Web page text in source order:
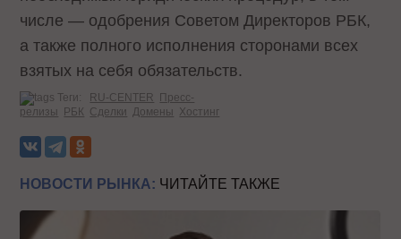
числе — одобрения Советом Директоров РБК,
а также полного исполнения сторонами всех
взятых на себя обязательств.
Теги: RU-CENTER
Пресс-
релизы
РБК Сделки Домены Хостинг
НОВОСТИ РЫНКА: ЧИТАЙТЕ ТАКЖЕ